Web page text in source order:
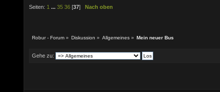
Seiten: 1 ... 35 36 [37] Nach oben
Robur - Forum » Diskussion » Allgemeines » Mein neuer Bus
Gehe zu: